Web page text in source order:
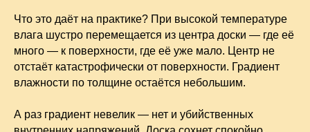
Что это даёт на практике? При высокой температуре
влага шустро перемещается из центра доски — где её
много — к поверхности, где её уже мало. Центр не
отстаёт катастрофически от поверхности. Градиент
влажности по толщине остаётся небольшим.
А раз градиент невелик — нет и убийственных